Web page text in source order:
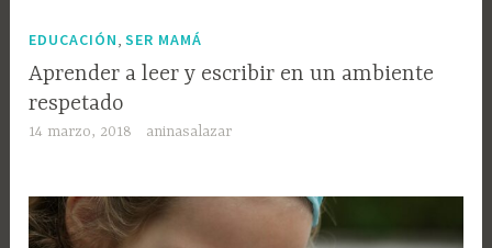
EDUCACIÓN ,SER MAMÁ
Aprender a leer y escribir en un ambiente
respetado
14 marzo, 2018 aninasalazar